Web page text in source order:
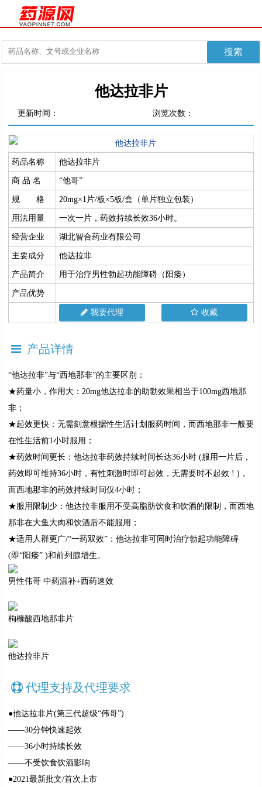
他达拉非片
更新时间： 浏览次数：
药品名称 他达拉非片
商 品 名 “他哥”
规 格 20mg×1片/板×5板/盒（单片独立包装）
用法用量 一次一片，药效持续长效36小时。
经营企业 湖北智合药业有限公司
主要成分 他达拉非
产品简介 用于治疗男性勃起功能障碍（阳痿）
产品优势
我要代理 收藏
产品详情
“他达拉非”与“西地那非”的主要区别：
★药量小，作用大：20mg他达拉非的助勃效果相当于100mg西地那
非；
★起效更快：无需刻意根据性生活计划服药时间，而西地那非一般要
在性生活前1小时服用；
★药效时间更长：他达拉非药效持续时间长达36小时 (服用一片后，
药效即可维持36小时，有性刺激时即可起效，无需要时不起效 ! )，
而西地那非的药效持续时间仅4小时；
★服用限制少：他达拉非服用不受高脂肪饮食和饮酒的限制，而西地
那非在大鱼大肉和饮酒后不能服用；
★适用人群更广/“一药双效”：他达拉非可同时治疗勃起功能障碍
(即“阳痿” )和前列腺增生。
男性伟哥 中药温补+西药速效
枸橼酸西地那非片
他达拉非片
代理支持及代理要求
●他达拉非片(第三代超级“伟哥”)
——30分钟快速起效
——36小时持续长效
——不受饮食饮酒影响
●2021最新批文/首次上市